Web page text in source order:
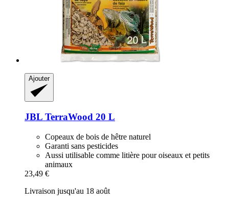
Ajouter
JBL TerraWood 20 L
Copeaux de bois de hêtre naturel
Garanti sans pesticides
Aussi utilisable comme litière pour oiseaux et petits
animaux
23,49 €
Livraison jusqu'au 18 août